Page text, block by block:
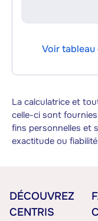
Voir tableau
La calculatrice et
celle-ci sont
fins personnelles et
exactitude ou
DÉCOUVREZ
CENTRIS